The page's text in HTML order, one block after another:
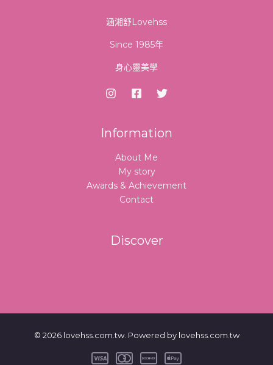
涵湘舒Lovehss
Since 1985年
身心靈美學
Information
About Me
My story
Awards & Achievement
Contact
Discover
© 2026 lovehss.com.tw. Powered by lovehss.com.tw